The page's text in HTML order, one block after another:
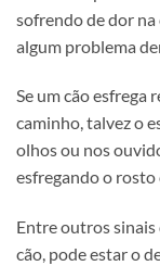
sofrendo de dor
algum problema
Se um cão esfrega
caminho, talvez o
olhos ou nos
esfregando o
Entre outros sinais
cão, pode estar o